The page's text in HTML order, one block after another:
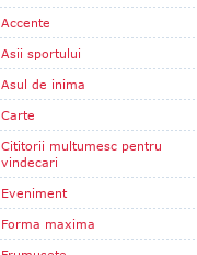
Accente
Asii sportului
Asul de inima
Carte
Cititorii multumesc pentru
vindecari
Eveniment
Forma maxima